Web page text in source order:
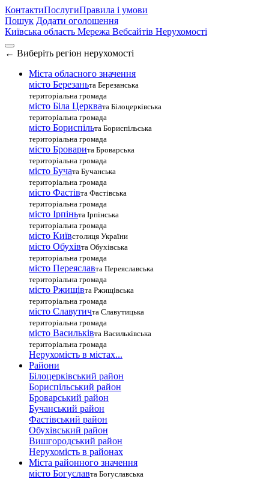
КонтактиПослугиПравила і умови
Пошук Додати оголошення
Київська область Мережа Вебсайтів Нерухомості
← Виберіть регіон нерухомості
Міста обласного значення
місто Березаньта Березанська
територіальна громада
місто Біла Церквата Білоцерківська
територіальна громада
місто Бориспільта Бориспільська
територіальна громада
місто Броварита Броварська
територіальна громада
місто Бучата Бучанська
територіальна громада
місто Фастівта Фастівська
територіальна громада
місто Ірпіньта Ірпінська
територіальна громада
місто Київстолиця України
місто Обухівта Обухівська
територіальна громада
місто Переяславта Переяславська
територіальна громада
місто Ржищівта Ржищівська
територіальна громада
місто Славутичта Славутицька
територіальна громада
місто Василькiвта Васильківська
територіальна громада
Нерухомість в містах...
Райони
Білоцерківський район
Бориспільський район
Броварський район
Бучанський район
Фастівський район
Обухівський район
Вишгородський район
Нерухомість в районах
Міста районного значення
місто Богуславта Богуславська